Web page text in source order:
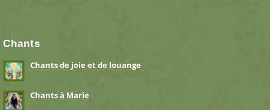
Chants
Chants de joie et de louange
Chants à Marie